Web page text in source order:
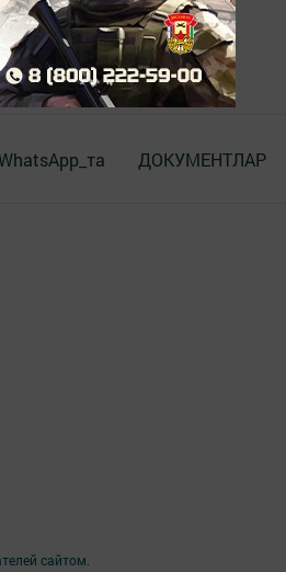
ДОКУМЕНТЛАР
сайтом.